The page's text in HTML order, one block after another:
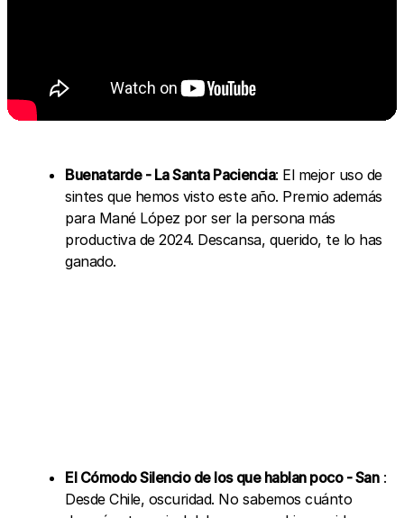
Buenatarde - La Santa Paciencia: El mejor uso de
sintes que hemos visto este año. Premio además
para Mané López por ser la persona más
productiva de 2024. Descansa, querido, te lo has
ganado.
El Cómodo Silencio de los que hablan poco - San:
Desde Chile, oscuridad. No sabemos cuánto